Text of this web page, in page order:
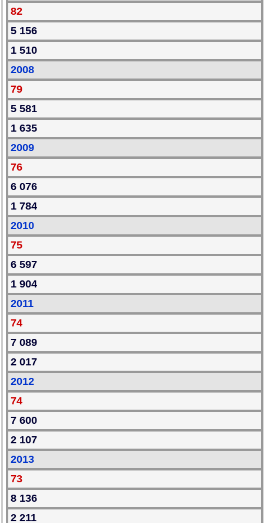
82
5 156
1 510
2008
79
5 581
1 635
2009
76
6 076
1 784
2010
75
6 597
1 904
2011
74
7 089
2 017
2012
74
7 600
2 107
2013
73
8 136
2 211